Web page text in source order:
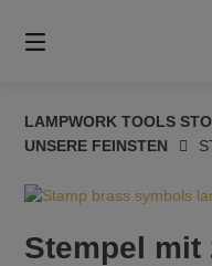
zum
Inhalt
LAMPWORK TOOLS
UNSERE FEINSTEN
Stempel mit